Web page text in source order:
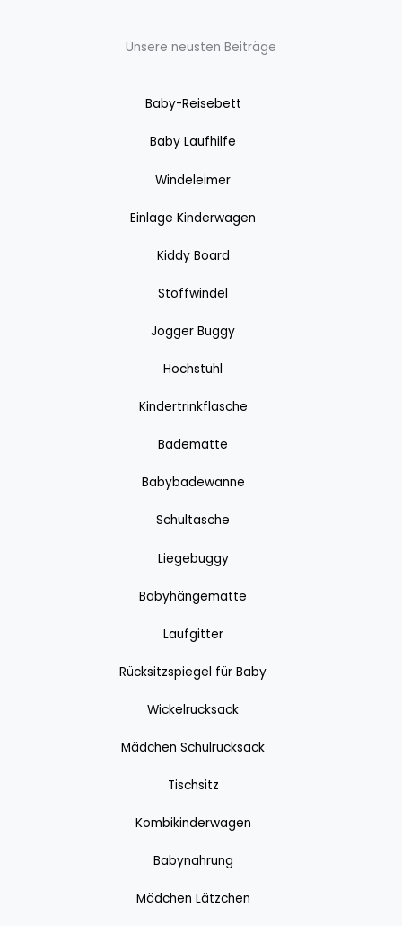
Unsere neusten Beiträge
Baby-Reisebett
Baby Laufhilfe
Windeleimer
Einlage Kinderwagen
Kiddy Board
Stoffwindel
Jogger Buggy
Hochstuhl
Kindertrinkflasche
Badematte
Babybadewanne
Schultasche
Liegebuggy
Babyhängematte
Laufgitter
Rücksitzspiegel für Baby
Wickelrucksack
Mädchen Schulrucksack
Tischsitz
Kombikinderwagen
Babynahrung
Mädchen Lätzchen